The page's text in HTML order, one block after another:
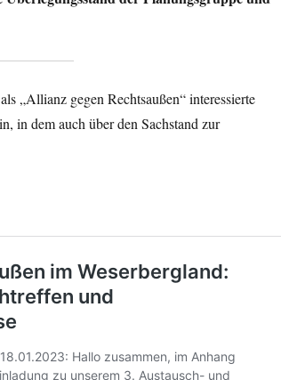
„Allianz gegen Rechtsaußen“ interessierte
in dem auch über den Sachstand zur